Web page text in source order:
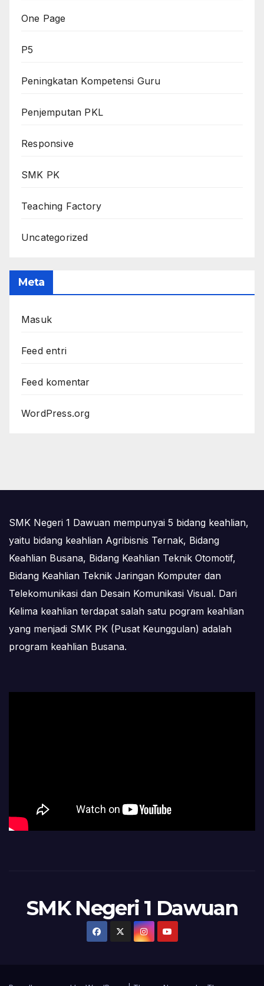
One Page
P5
Peningkatan Kompetensi Guru
Penjemputan PKL
Responsive
SMK PK
Teaching Factory
Uncategorized
Meta
Masuk
Feed entri
Feed komentar
WordPress.org
SMK Negeri 1 Dawuan mempunyai 5 bidang keahlian,
yaitu bidang keahlian Agribisnis Ternak, Bidang
Keahlian Busana, Bidang Keahlian Teknik Otomotif,
Bidang Keahlian Teknik Jaringan Komputer dan
Telekomunikasi dan Desain Komunikasi Visual. Dari
Kelima keahlian terdapat salah satu pogram keahlian
yang menjadi SMK PK (Pusat Keunggulan) adalah
program keahlian Busana.
SMK Negeri 1 Dawuan